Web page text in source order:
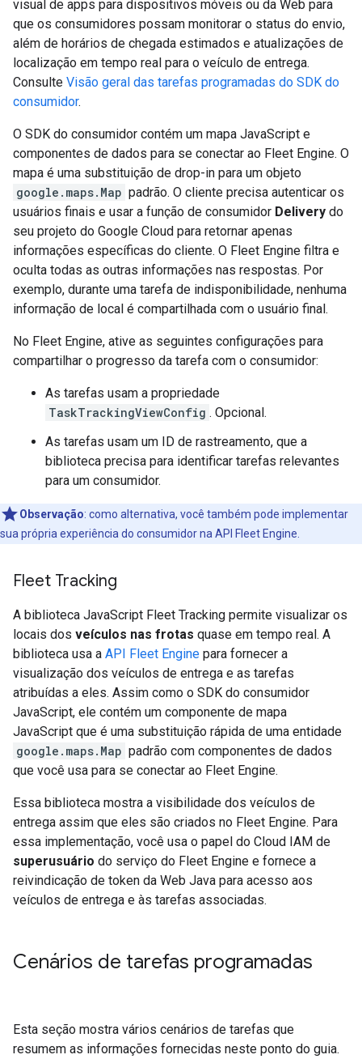
visual de apps para dispositivos móveis ou da Web para
que os consumidores possam monitorar o status do envio,
além de horários de chegada estimados e atualizações de
localização em tempo real para o veículo de entrega.
Consulte Visão geral das tarefas programadas do SDK do
consumidor.
O SDK do consumidor contém um mapa JavaScript e
componentes de dados para se conectar ao Fleet Engine. O
mapa é uma substituição de drop-in para um objeto
google.maps.Map padrão. O cliente precisa autenticar os
usuários finais e usar a função de consumidor Delivery do
seu projeto do Google Cloud para retornar apenas
informações específicas do cliente. O Fleet Engine filtra e
oculta todas as outras informações nas respostas. Por
exemplo, durante uma tarefa de indisponibilidade, nenhuma
informação de local é compartilhada com o usuário final.
No Fleet Engine, ative as seguintes configurações para
compartilhar o progresso da tarefa com o consumidor:
As tarefas usam a propriedade
TaskTrackingViewConfig . Opcional.
As tarefas usam um ID de rastreamento, que a
biblioteca precisa para identificar tarefas relevantes
para um consumidor.
Observação: como alternativa, você também pode implementar
sua própria experiência do consumidor na API Fleet Engine.
Fleet Tracking
A biblioteca JavaScript Fleet Tracking permite visualizar os
locais dos veículos nas frotas quase em tempo real. A
biblioteca usa a API Fleet Engine para fornecer a
visualização dos veículos de entrega e as tarefas
atribuídas a eles. Assim como o SDK do consumidor
JavaScript, ele contém um componente de mapa
JavaScript que é uma substituição rápida de uma entidade
google.maps.Map padrão com componentes de dados
que você usa para se conectar ao Fleet Engine.
Essa biblioteca mostra a visibilidade dos veículos de
entrega assim que eles são criados no Fleet Engine. Para
essa implementação, você usa o papel do Cloud IAM de
superusuário do serviço do Fleet Engine e fornece a
reivindicação de token da Web Java para acesso aos
veículos de entrega e às tarefas associadas.
Cenários de tarefas programadas
Esta seção mostra vários cenários de tarefas que
resumem as informações fornecidas neste ponto do guia.